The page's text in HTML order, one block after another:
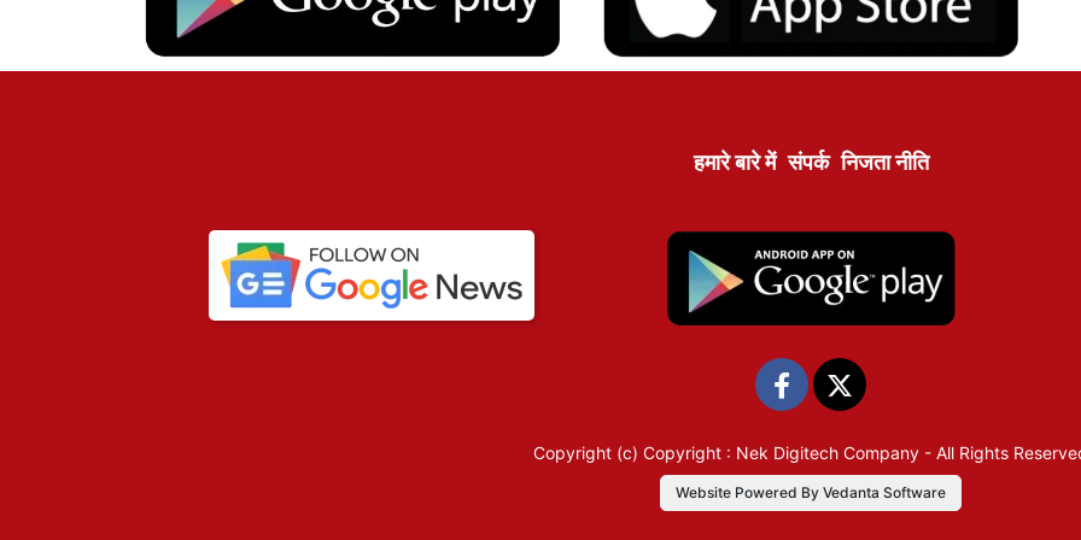
हमारे बारे में संपर्क निजता नीति
Copyright (c) Copyright : Nek Digitech Company - All Rights
Website Powered By Vedanta Software